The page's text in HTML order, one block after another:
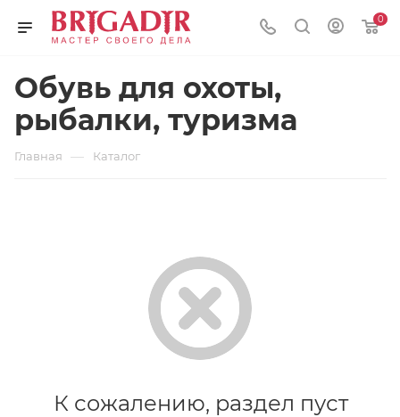
0
Обувь для охоты,
рыбалки, туризма
Главная — Каталог
К сожалению, раздел пуст